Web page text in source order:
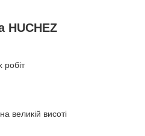
HUCHEZ
робіт
великій висоті